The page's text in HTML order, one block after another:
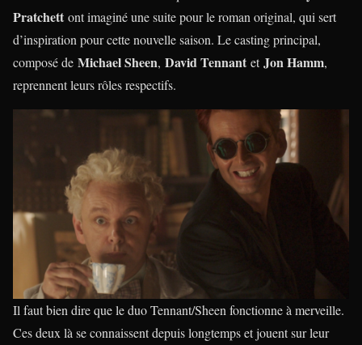
Pratchett ont imaginé une suite pour le roman original, qui sert
d’inspiration pour cette nouvelle saison. Le casting principal,
composé de Michael Sheen, David Tennant etJon Hamm,
reprennent leurs rôles respectifs.
Il faut bien dire que le duo Tennant/Sheen fonctionne à merveille.
Ces deux là se connaissent depuis longtemps et jouent sur leur